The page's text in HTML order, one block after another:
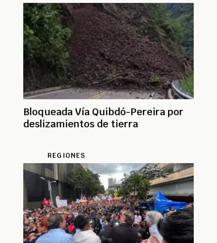
Bloqueada Vía Quibdó-Pereira por
deslizamientos de tierra
REGIONES